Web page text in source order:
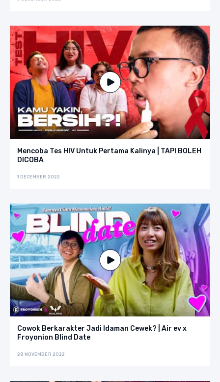
Mencoba Tes HIV Untuk Pertama Kalinya | TAPI BOLEH
DICOBA
1 DECEMBER 2022
Cowok Berkarakter Jadi Idaman Cewek? | Air ev x
Froyonion Blind Date
28 NOVEMBER 2022